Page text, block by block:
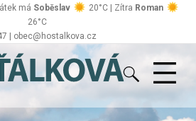
| obec@hostalkova.cz
má Soběslav 20°C | Zítra Roman
26°C